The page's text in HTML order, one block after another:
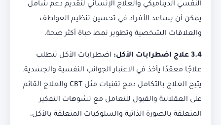
النفسي الديناميكي والعلاج الإنساني لتقديم دعم شامل
يمكن أن يساعد الأفراد في تحسين تنظيم العواطف
والعلاقات الشخصية وتطوير نمط حياة أكثر صحة.
3.4 علاج اضطرابات الأكل: اضطرابات الأكل تتطلب
علاجًا معقدًا يأخذ في الاعتبار الجوانب النفسية والجسدية.
يتيح العلاج بالتكامل دمج تقنيات مثل CBT والعلاج القائم
على العقلانية والقبول للتعامل مع تشوهات التفكير
المتعلقة بالصورة الذاتية والسلوكيات المتعلقة بالأكل،